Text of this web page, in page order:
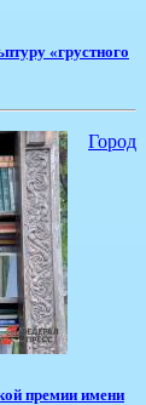
«грустного
Город
премии имени